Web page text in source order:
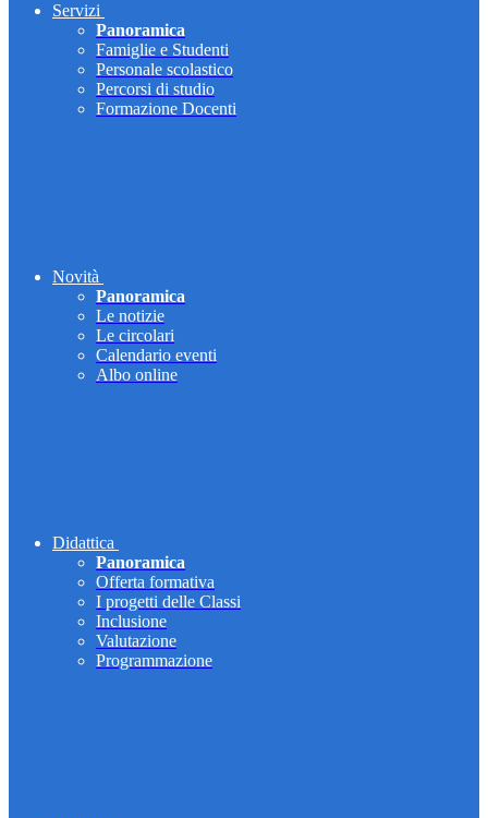
Servizi
Panoramica
Famiglie e Studenti
Personale scolastico
Percorsi di studio
Formazione Docenti
Novità
Panoramica
Le notizie
Le circolari
Calendario eventi
Albo online
Didattica
Panoramica
Offerta formativa
I progetti delle Classi
Inclusione
Valutazione
Programmazione